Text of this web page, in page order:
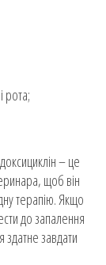
рота;
– це
щоб він
терапію. Якщо
до запалення
завдати